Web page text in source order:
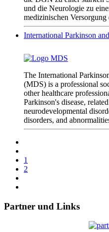
und die Neurologie zu
medizinischen
International Parkinson
The International
(MDS) is a professional
other healthcare
Parkinson's disease,
neurodevelopmental
disorders, and
1
2
Partner und Links